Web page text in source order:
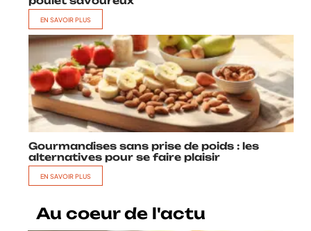
EN SAVOIR PLUS
Gourmandises sans prise de poids : les
alternatives pour se faire plaisir
EN SAVOIR PLUS
Au coeur de l'actu